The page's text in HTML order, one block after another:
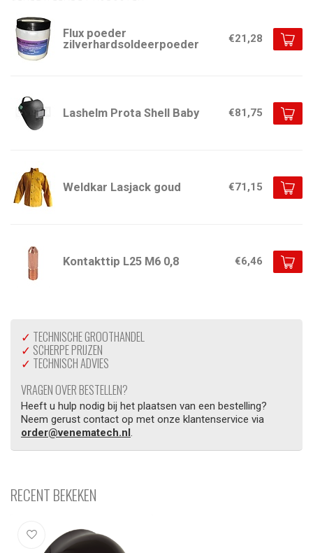
Flux poeder
zilverhardsoldeerpoeder
€21,28
Lashelm Prota Shell Baby €81,75
Weldkar Lasjack goud €71,15
Kontakttip L25 M6 0,8 €6,46
✓ TECHNISCHE GROOTHANDEL
✓ SCHERPE PRIJZEN
✓ TECHNISCH ADVIES
VRAGEN OVER BESTELLEN?
Heeft u hulp nodig bij het plaatsen van een bestelling?
Neem gerust contact op met onze klantenservice via
order@venematech.nl.
RECENT BEKEKEN